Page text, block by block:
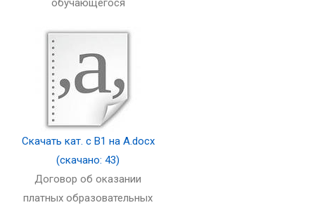
обучающегося
Скачать кат. с B1 на A.docx
(скачано: 43)
Договор об оказании
платных образовательных